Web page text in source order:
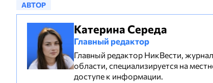
АВТОР
Катерина Середа
Главный редактор
Главный редактор НикВести,
области, специализируется на
доступе к информации.